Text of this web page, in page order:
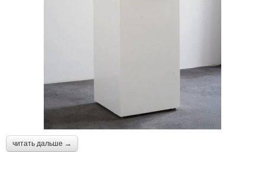
читать дальше →